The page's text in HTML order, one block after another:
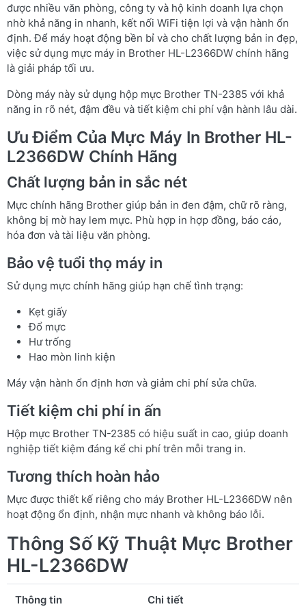
được nhiều văn phòng, công ty và hộ kinh doanh lựa chọn
nhờ khả năng in nhanh, kết nối WiFi tiện lợi và vận hành ổn
định. Để máy hoạt động bền bỉ và cho chất lượng bản in đẹp,
việc sử dụng mực máy in Brother HL-L2366DW chính hãng
là giải pháp tối ưu.
Dòng máy này sử dụng hộp mực Brother TN-2385 với khả
năng in rõ nét, đậm đều và tiết kiệm chi phí vận hành lâu dài.
Ưu Điểm Của Mực Máy In Brother HL-
L2366DW Chính Hãng
Chất lượng bản in sắc nét
Mực chính hãng Brother giúp bản in đen đậm, chữ rõ ràng,
không bị mờ hay lem mực. Phù hợp in hợp đồng, báo cáo,
hóa đơn và tài liệu văn phòng.
Bảo vệ tuổi thọ máy in
Sử dụng mực chính hãng giúp hạn chế tình trạng:
Kẹt giấy
Đổ mực
Hư trống
Hao mòn linh kiện
Máy vận hành ổn định hơn và giảm chi phí sửa chữa.
Tiết kiệm chi phí in ấn
Hộp mực Brother TN-2385 có hiệu suất in cao, giúp doanh
nghiệp tiết kiệm đáng kể chi phí trên mỗi trang in.
Tương thích hoàn hảo
Mực được thiết kế riêng cho máy Brother HL-L2366DW nên
hoạt động ổn định, nhận mực nhanh và không báo lỗi.
Thông Số Kỹ Thuật Mực Brother
HL-L2366DW
Thông tin Chi tiết